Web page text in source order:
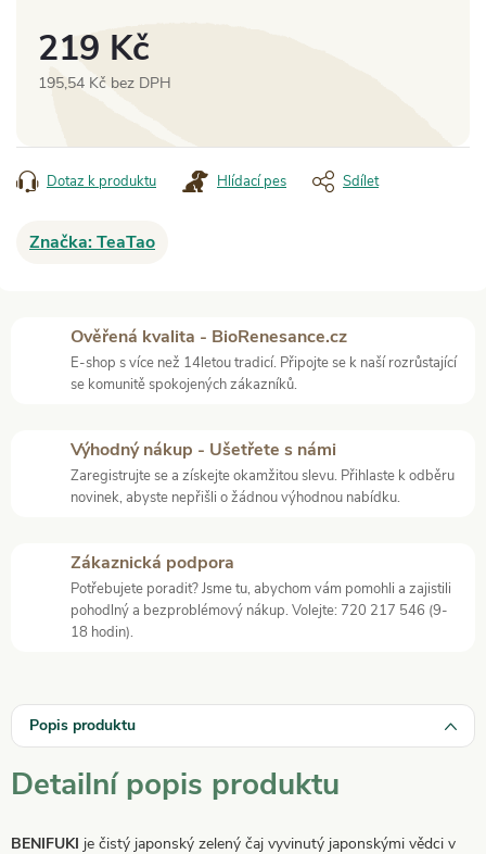
219 Kč
195,54 Kč bez DPH
Dotaz k produktu Hlídací pes Sdílet
Značka:TeaTao
Ověřená kvalita - BioRenesance.cz
E-shop s více než 14letou tradicí. Připojte se k naší rozrůstající
se komunitě spokojených zákazníků.
Výhodný nákup - Ušetřete s námi
Zaregistrujte se a získejte okamžitou slevu. Přihlaste k odběru
novinek, abyste nepřišli o žádnou výhodnou nabídku.
Zákaznická podpora
Potřebujete poradit? Jsme tu, abychom vám pomohli a zajistili
pohodlný a bezproblémový nákup. Volejte: 720 217 546 (9-
18 hodin).
Popis produktu
Detailní popis produktu
BENIFUKI je čistý japonský zelený čaj vyvinutý japonskými vědci v